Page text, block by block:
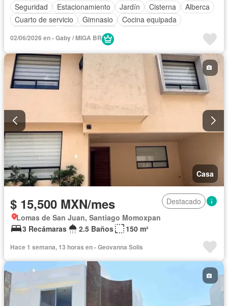
Seguridad
Estacionamiento Jardín Cisterna
Alberca
Cuarto de servicio
Gimnasio
Cocina equipada
Sala polivalente
Aire acondicionado
Electricidad
Cuarto de Limpieza
Zonas verdes
Recámara con closet
Caseta de vigilancia
Completamente amueblado
02/06/2026 en - Gaby / MIGA BR
Casa
$ 15,500 MXN/mes
Destacado
Lomas de San Juan, Santiago Momoxpan
3 Recámaras
2.5 Baños 150 m²
Hace 1 semana, 13 horas en - Geovanna Solis